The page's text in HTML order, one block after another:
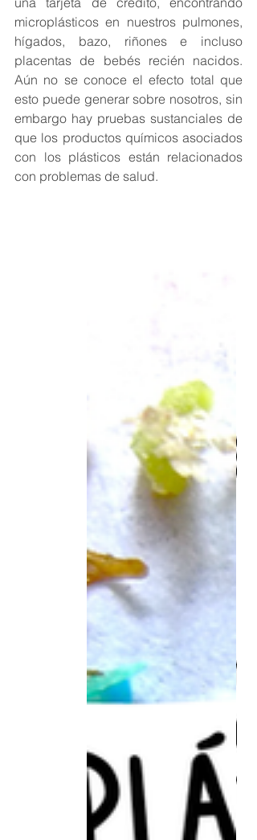
microplásticos en nuestros pulmones,
hígados, bazo, riñones e incluso
placentas de bebés recién nacidos.
Aún no se conoce el efecto total que
esto puede generar sobre nosotros, sin
embargo hay pruebas sustanciales de
que los productos químicos asociados
con los plásticos están relacionados
con problemas de salud.